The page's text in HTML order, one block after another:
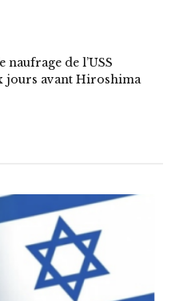
naufrage de l’USS
jours avant Hiroshima